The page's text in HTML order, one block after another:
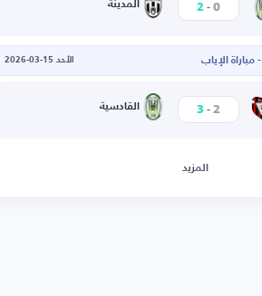
0
-
2 المدينة
الأحد 15-03-2026
2
-
3 القادسية
المزيد